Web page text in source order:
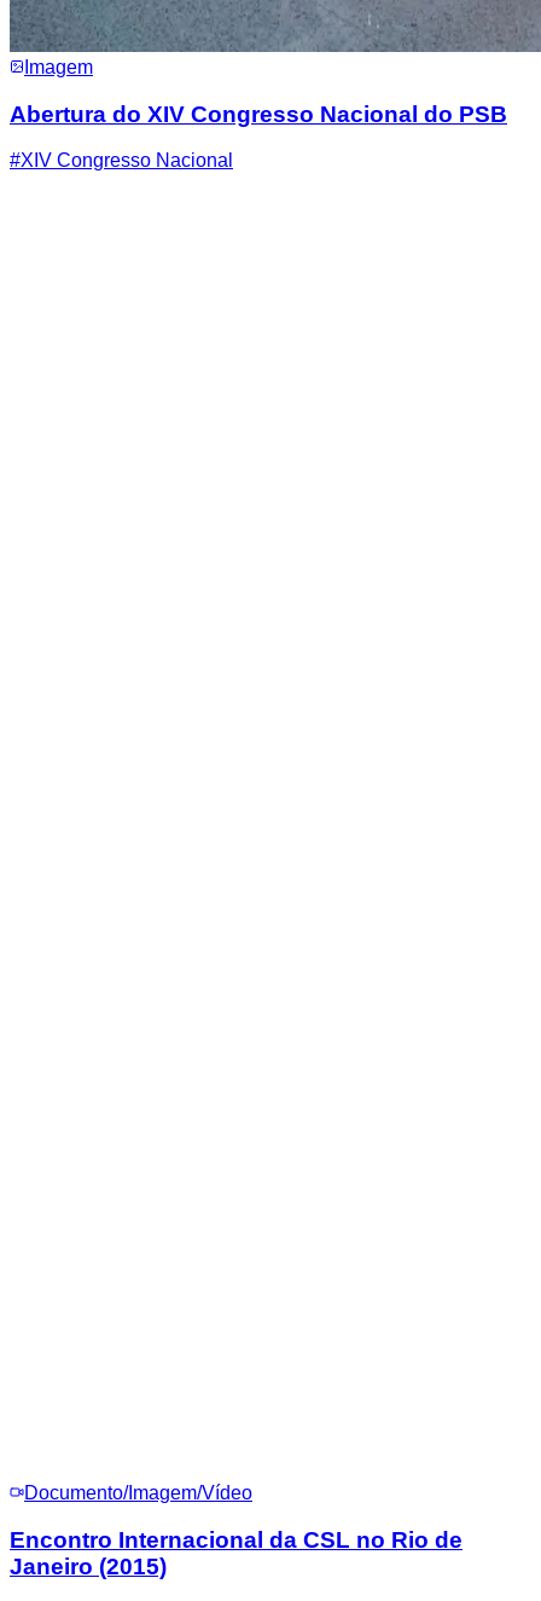
Imagem
Abertura do XIV Congresso Nacional do PSB
#XIV Congresso Nacional
Documento/Imagem/Vídeo
Encontro Internacional da CSL no Rio de
Janeiro (2015)